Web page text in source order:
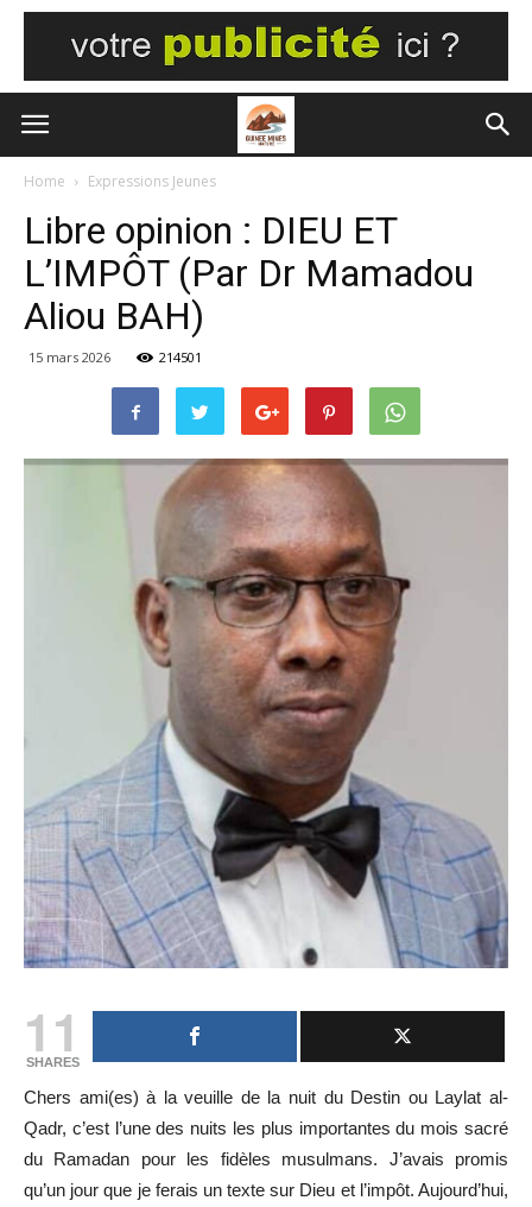
Home Expressions Jeunes
Libre opinion : DIEU ET
L’IMPÔT (Par Dr Mamadou
Aliou BAH)
15 mars 2026 214501
11
SHARES
Chers ami(es) à la veuille de la nuit du Destin ou Laylat al-
Qadr, c’est l’une des nuits les plus importantes du mois sacré
du Ramadan pour les fidèles musulmans. J’avais promis
qu’un jour que je ferais un texte sur Dieu et l’impôt. Aujourd’hui,